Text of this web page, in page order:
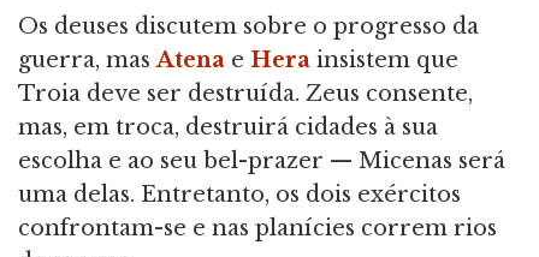
Os deuses discutem sobre o progresso da
guerra, masAtena e Hera insistem que
Troia deve ser destruída. Zeus consente,
mas, em troca, destruirá cidades à sua
escolha e ao seu bel-prazer — Micenas será
uma delas. Entretanto, os dois exércitos
confrontam-se e nas planícies correm rios